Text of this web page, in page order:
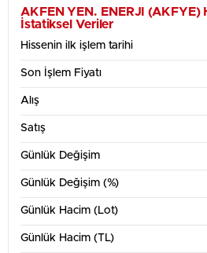
3. Ağu 4. Ağu
23
23.5
24
24.5
AKFEN YEN. ENERJI (AKFYE)
İstatiksel Veriler
Hissenin ilk işlem tarihi
Son İşlem Fiyatı
Alış
Satış
Günlük Değişim
Günlük Değişim (%)
Günlük Hacim (Lot)
Günlük Hacim (TL)